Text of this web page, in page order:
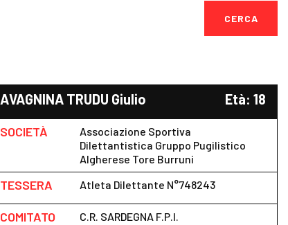
CERCA
AVAGNINA TRUDU Giulio Età: 18
SOCIETÀ
Associazione Sportiva
Dilettantistica Gruppo Pugilistico
Algherese Tore Burruni
TESSERA Atleta Dilettante N°748243
COMITATO C.R. SARDEGNA F.P.I.